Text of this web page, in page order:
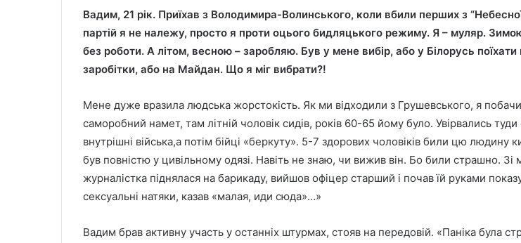
Вадим, 21 рік. Приїхав з Володимира-Волинського, коли вбили перших з
партій я не належу, просто я проти оцього бидляцького режиму. Я – муляр.
без роботи. А літом, весною – заробляю. Був у мене вибір, або у Білорусь поїхати
заробітки, або на Майдан. Що я міг вибрати?!
Мене дуже вразила людська жорстокість. Як ми відходили з Грушевського, я
саморобний намет, там літній чоловік сидів, років 60-65 йому було. Увірвались туди
внутрішні війська,а потім бійці «беркуту». 5-7 здорових чоловіків били цю людину
був повністю у цивільному одязі. Навіть не знаю, чи вижив він. Бо били страшно. Зі
журналістка піднялася на барикаду, вийшов офіцер старший і почав їй руками
сексуальні натяки, казав «малая, иди сюда»…»
Вадим брав активну участь у останніх штурмах, стояв на передовій. «Паніка була